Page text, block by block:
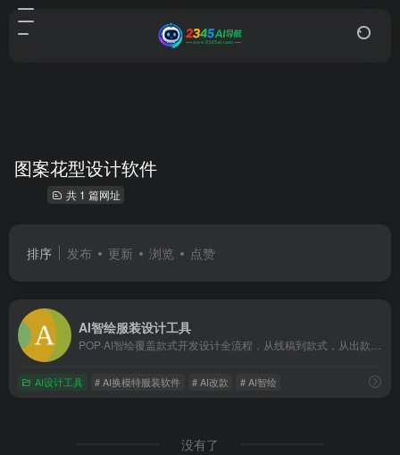
图案花型设计软件
共 1 篇网址
排序 发布 更新 浏览 点赞
AI智绘服装设计工具
AI设计工具 # AI换模特服装软件 # AI改款 # AI智绘
没有了